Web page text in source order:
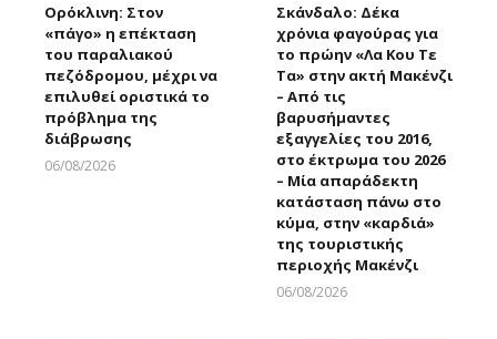
Ορόκλινη: Στον
«πάγο» η επέκταση
του παραλιακού
πεζόδρομου, μέχρι να
επιλυθεί οριστικά το
πρόβλημα της
διάβρωσης
06/08/2026
Σκάνδαλο: Δέκα
χρόνια φαγούρας για
το πρώην «Λα Κου Τε
Τα» στην ακτή Μακένζι
– Από τις
βαρυσήμαντες
εξαγγελίες του 2016,
στο έκτρωμα του 2026
– Μία απαράδεκτη
κατάσταση πάνω στο
κύμα, στην «καρδιά»
της τουριστικής
περιοχής Μακένζι
06/08/2026